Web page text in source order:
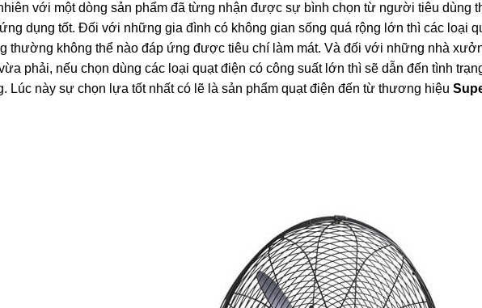
với một dòng sản phẩm đã từng nhận được sự bình chọn từ người tiêu dùng
dụng tốt. Đối với những gia đình có không gian sống quá rộng lớn thì các loại
thường không thể nào đáp ứng được tiêu chí làm mát. Và đối với những nhà
phải, nếu chọn dùng các loại quạt điện có công suất lớn thì sẽ dẫn đến tình
Lúc này sự chọn lựa tốt nhất có lẽ là sản phẩm quạt điện đến từ thương hiệu